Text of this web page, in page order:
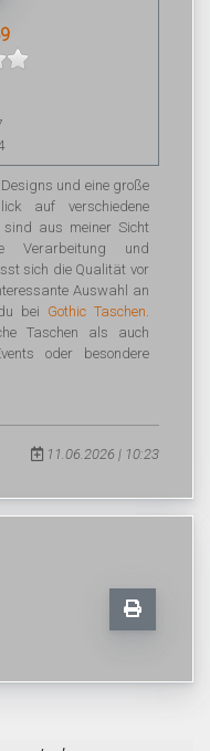
und eine große
auf verschiedene
sind aus meiner Sicht
Verarbeitung und
sich die Qualität vor
Auswahl an
bei Gothic Taschen.
Taschen als auch
oder besondere
11.06.2026 | 10:23